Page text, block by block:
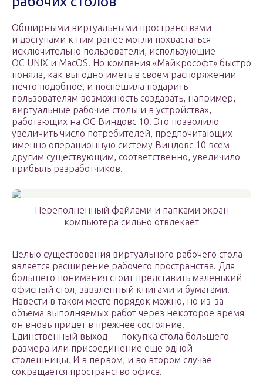
Обширными виртуальными пространствами
и доступами к ним ранее могли похвастаться
исключительно пользователи, использующие
ОС UNIX и MacOS. Но компания «Майкрософт» быстро
поняла, как выгодно иметь в своем распоряжении
нечто подобное, и поспешила подарить
пользователям возможность создавать, например,
виртуальные рабочие столы и в устройствах,
работающих на ОС Виндовс 10. Это позволило
увеличить число потребителей, предпочитающих
именно операционную систему Виндовс 10 всем
другим существующим, соответственно, увеличило
прибыль разработчиков.
Переполненный файлами и папками экран
компьютера сильно отвлекает
Целью существования виртуального рабочего стола
является расширение рабочего пространства. Для
большего понимания стоит представить маленький
офисный стол, заваленный книгами и бумагами.
Навести в таком месте порядок можно, но из-за
объема выполняемых работ через некоторое время
он вновь придет в прежнее состояние.
Единственный выход — покупка стола большего
размера или присоединение еще одной
столешницы. И в первом, и во втором случае
сокращается пространство офиса.